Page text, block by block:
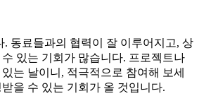
. 동료들과의 협력이 잘 이루어지고, 상
있는 기회가 많습니다. 프로젝트나
는 날이니, 적극적으로 참여해 보세
을 수 있는 기회가 올 것입니다.